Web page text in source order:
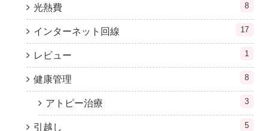
光熱費 8
インターネット回線 17
レビュー 1
健康管理 8
アトピー治療 3
引越し 5